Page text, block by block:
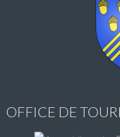
OFFICE DE